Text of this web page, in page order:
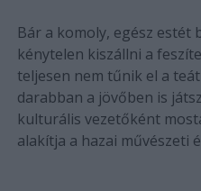
Bár a komoly, egész
kénytelen kiszállni a
teljesen nem tűnik el a
darabban a jövőben is
kulturális vezetőként
alakítja a hazai művészeti